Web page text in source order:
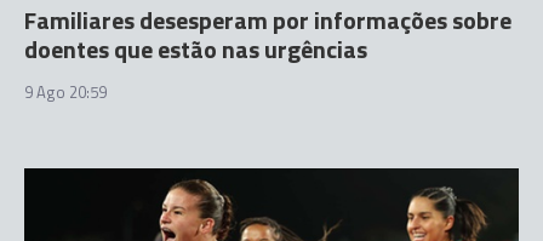
Familiares desesperam por informações sobre
doentes que estão nas urgências
9 Ago 20:59